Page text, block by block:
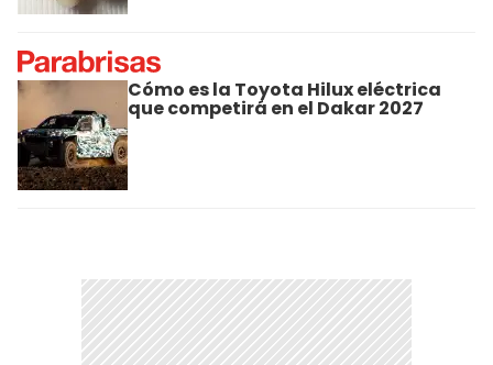
Cómo es la Toyota Hilux eléctrica
que competirá en el Dakar 2027